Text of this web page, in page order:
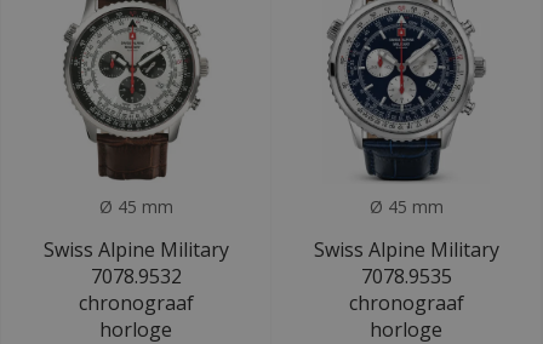
Ø 45 mm
Swiss Alpine Military
7078.9532
chronograaf
horloge
Ø 45 mm
Swiss Alpine Military
7078.9535
chronograaf
horloge